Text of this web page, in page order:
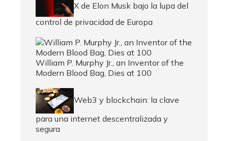
X de Elon Musk bajo la lupa del
control de privacidad de Europa
William P. Murphy Jr., an Inventor of the
Modern Blood Bag, Dies at 100
Web3 y blockchain: la clave
para una internet descentralizada y
segura